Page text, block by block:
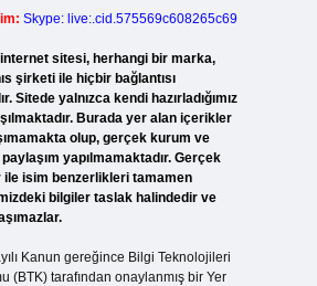
Skype: live:.cid.575569c608265c69
sitesi, herhangi bir marka,
şirketi ile hiçbir bağlantısı
Sitede yalnızca kendi hazırladığımız
Burada yer alan içerikler
olup, gerçek kurum ve
yapılmamaktadır. Gerçek
ile isim benzerlikleri tamamen
bilgiler taslak halindedir ve
Kanun gereğince Bilgi Teknolojileri
(BTK) tarafından onaylanmış bir Yer